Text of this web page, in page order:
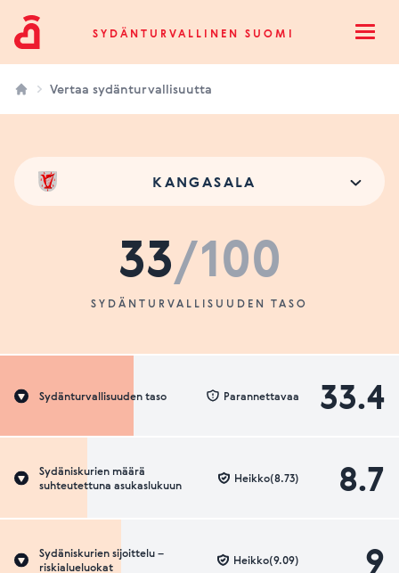
Sydänturvallinen SuomiSYDÄNTURVALLINEN SUOMI
Vertaa sydänturvallisuutta
KANGASALA
33/100
SYDÄNTURVALLISUUDEN TASO
Sydänturvallisuuden taso 33.4
Parannettavaa
Sydäniskurien määrä
suhteutettuna asukaslukuun
8.7
Heikko(8.73)
Sydäniskurien sijoittelu –
riskialueluokat
9
Heikko(9.09)